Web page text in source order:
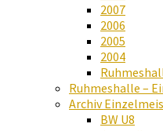
2007
2006
2005
2004
Ruhmeshalle –
Archiv
BW U8